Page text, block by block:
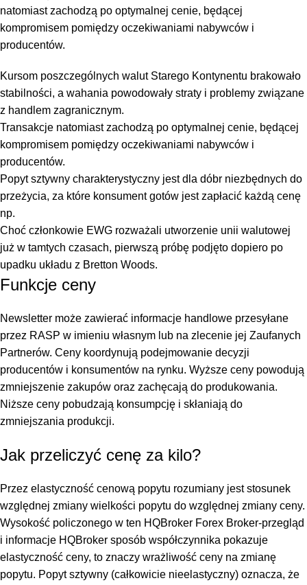
natomiast zachodzą po optymalnej cenie, będącej
kompromisem pomiędzy oczekiwaniami nabywców i
producentów.
Kursom poszczególnych walut Starego Kontynentu brakowało
stabilności, a wahania powodowały straty i problemy związane
z handlem zagranicznym.
Transakcje natomiast zachodzą po optymalnej cenie, będącej
kompromisem pomiędzy oczekiwaniami nabywców i
producentów.
Popyt sztywny charakterystyczny jest dla dóbr niezbędnych do
przeżycia, za które konsument gotów jest zapłacić każdą cenę
np.
Choć członkowie EWG rozważali utworzenie unii walutowej
już w tamtych czasach, pierwszą próbę podjęto dopiero po
upadku układu z Bretton Woods.
Funkcje ceny
Newsletter może zawierać informacje handlowe przesyłane
przez RASP w imieniu własnym lub na zlecenie jej Zaufanych
Partnerów. Ceny koordynują podejmowanie decyzji
producentów i konsumentów na rynku. Wyższe ceny powodują
zmniejszenie zakupów oraz zachęcają do produkowania.
Niższe ceny pobudzają konsumpcję i skłaniają do
zmniejszania produkcji.
Jak przeliczyć cenę za kilo?
Przez elastyczność cenową popytu rozumiany jest stosunek
względnej zmiany wielkości popytu do względnej zmiany ceny.
Wysokość policzonego w ten HQBroker Forex Broker-przegląd
i informacje HQBroker sposób współczynnika pokazuje
elastyczność ceny, to znaczy wrażliwość ceny na zmianę
popytu. Popyt sztywny (całkowicie nieelastyczny) oznacza, że